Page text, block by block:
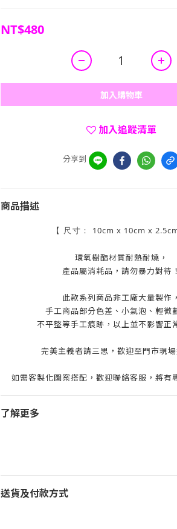
NT$480
加入購物車
加入追蹤清單
分享到
商品描述
【 尺寸： 10cm x 10cm x
環氧樹酯材質耐熱耐燒，
產品屬消耗品，請勿暴力對待！
此款系列商品非工廠大量製作，
手工商品部分色差、小氣泡、輕微
不平整等手工痕跡，以上並不影響正
完美主義者請三思，歡迎至門市現場
如需客製化圖案搭配，歡迎聯絡客服，將有
了解更多
送貨及付款方式